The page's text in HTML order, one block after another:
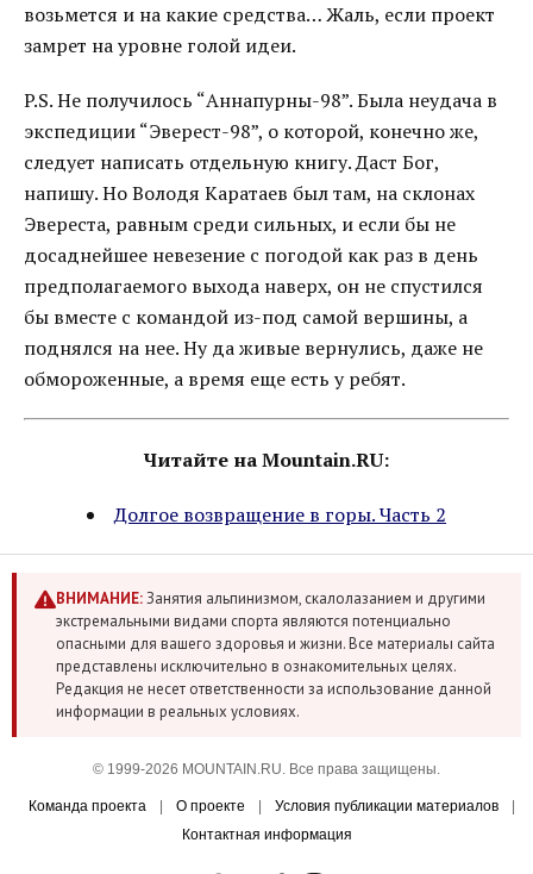
возьмется и на какие средства… Жаль, если проект
замрет на уровне голой идеи.
P.S. Не получилось “Аннапурны-98”. Была неудача в
экспедиции “Эверест-98”, о которой, конечно же,
следует написать отдельную книгу. Даст Бог,
напишу. Но Володя Каратаев был там, на склонах
Эвереста, равным среди сильных, и если бы не
досаднейшее невезение с погодой как раз в день
предполагаемого выхода наверх, он не спустился
бы вместе с командой из-под самой вершины, а
поднялся на нее. Ну да живые вернулись, даже не
обмороженные, а время еще есть у ребят.
Читайте на Mountain.RU:
Долгое возвращение в горы. Часть 2
ВНИМАНИЕ:Занятия альпинизмом, скалолазанием и другими
экстремальными видами спорта являются потенциально
опасными для вашего здоровья и жизни. Все материалы сайта
представлены исключительно в ознакомительных целях.
Редакция не несет ответственности за использование данной
информации в реальных условиях.
© 1999-2026 MOUNTAIN.RU. Все права защищены.
Команда проекта О проекте Условия публикации материалов
Контактная информация